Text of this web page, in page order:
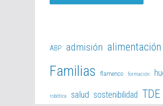
ABP admisión alimentación
Familias flamenco formación
robótica salud sostenibilidad TDE